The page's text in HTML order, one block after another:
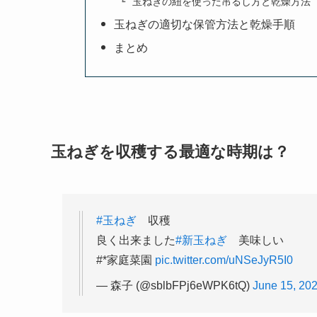
玉ねぎの適切な保管方法と乾燥手順
まとめ
玉ねぎを収穫する最適な時期は？
#玉ねぎ 収穫
良く出来ました#新玉ねぎ 美味しい
#*家庭菜園 pic.twitter.com/uNSeJyR5I0
— 森子 (@sblbFPj6eWPK6tQ) June 15,